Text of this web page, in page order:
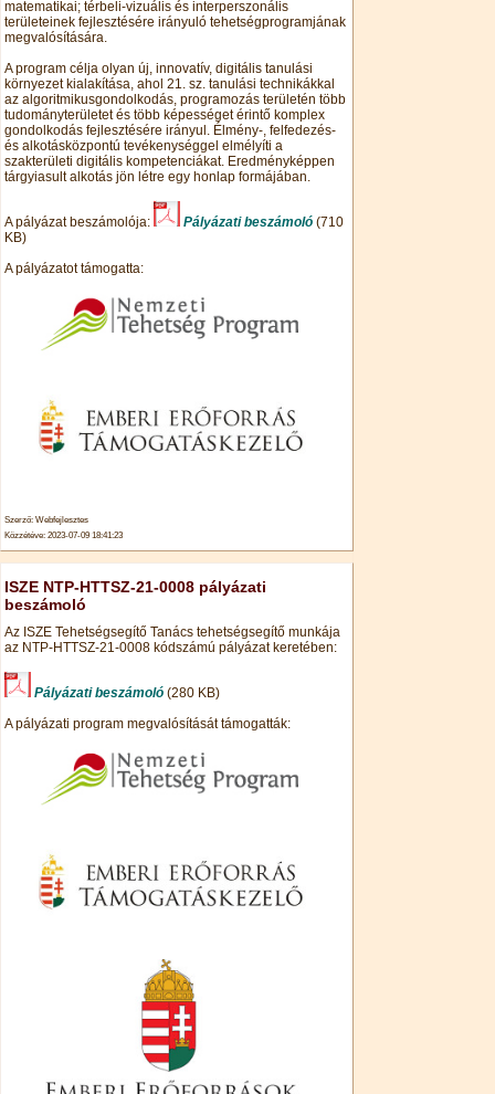
matematikai; térbeli-vizuális és interperszonális
területeinek fejlesztésére irányuló tehetségprogramjának
megvalósítására.
A program célja olyan új, innovatív, digitális tanulási
környezet kialakítása, ahol 21. sz. tanulási technikákkal
az algoritmikusgondolkodás, programozás területén több
tudományterületet és több képességet érintő komplex
gondolkodás fejlesztésére irányul. Élmény-, felfedezés-
és alkotásközpontú tevékenységgel elmélyíti a
szakterületi digitális kompetenciákat. Eredményképpen
tárgyiasult alkotás jön létre egy honlap formájában.
A pályázat beszámolója: Pályázati beszámoló (710
KB)
A pályázatot támogatta:
Szerző: Webfejlesztes
Közzétéve: 2023-07-09 18:41:23
ISZE NTP-HTTSZ-21-0008 pályázati
beszámoló
Az ISZE Tehetségsegítő Tanács tehetségsegítő munkája
az NTP-HTTSZ-21-0008 kódszámú pályázat keretében:
Pályázati beszámoló (280 KB)
A pályázati program megvalósítását támogatták: